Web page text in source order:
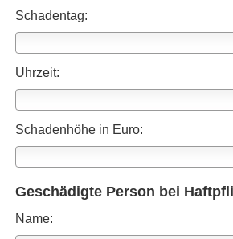
Schadentag:
Uhrzeit:
Schadenhöhe in Euro:
Geschädigte Person bei
Name: